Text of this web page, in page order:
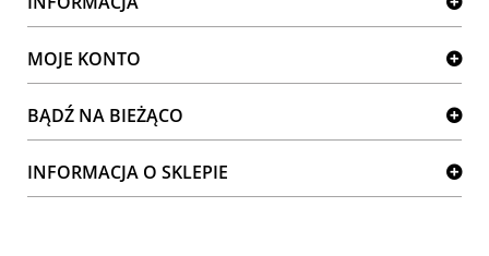
MOJE KONTO
BĄDŹ NA BIEŻĄCO
INFORMACJA O SKLEPIE